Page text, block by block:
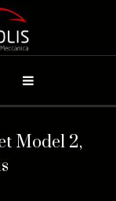
Model 2,